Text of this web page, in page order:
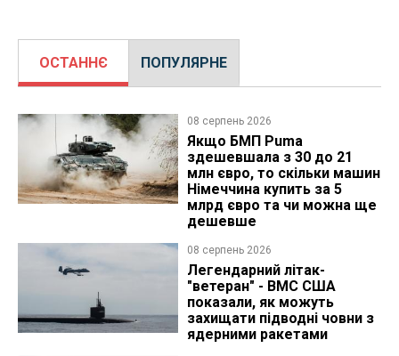
ОСТАННЄ ПОПУЛЯРНЕ
08 серпень 2026
Якщо БМП Puma
здешевшала з 30 до 21
млн євро, то скільки машин
Німеччина купить за 5
млрд євро та чи можна ще
дешевше
08 серпень 2026
Легендарний літак-
"ветеран" - ВМС США
показали, як можуть
захищати підводні човни з
ядерними ракетами